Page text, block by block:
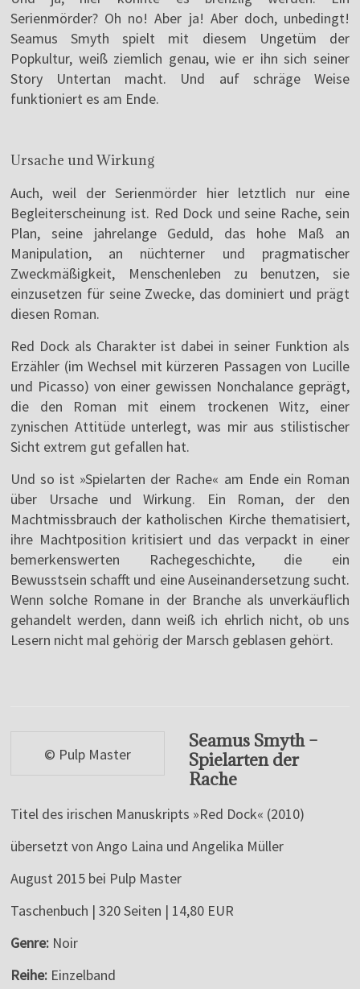
Serienmörder? Oh no! Aber ja! Aber doch, unbedingt!
Seamus Smyth spielt mit diesem Ungetüm der
Popkultur, weiß ziemlich genau, wie er ihn sich seiner
Story Untertan macht. Und auf schräge Weise
funktioniert es am Ende.
Ursache und Wirkung
Auch, weil der Serienmörder hier letztlich nur eine
Begleiterscheinung ist. Red Dock und seine Rache, sein
Plan, seine jahrelange Geduld, das hohe Maß an
Manipulation, an nüchterner und pragmatischer
Zweckmäßigkeit, Menschenleben zu benutzen, sie
einzusetzen für seine Zwecke, das dominiert und prägt
diesen Roman.
Red Dock als Charakter ist dabei in seiner Funktion als
Erzähler (im Wechsel mit kürzeren Passagen von Lucille
und Picasso) von einer gewissen Nonchalance geprägt,
die den Roman mit einem trockenen Witz, einer
zynischen Attitüde unterlegt, was mir aus stilistischer
Sicht extrem gut gefallen hat.
Und so ist »Spielarten der Rache« am Ende ein Roman
über Ursache und Wirkung. Ein Roman, der den
Machtmissbrauch der katholischen Kirche thematisiert,
ihre Machtposition kritisiert und das verpackt in einer
bemerkenswerten Rachegeschichte, die ein
Bewusstsein schafft und eine Auseinandersetzung sucht.
Wenn solche Romane in der Branche als unverkäuflich
gehandelt werden, dann weiß ich ehrlich nicht, ob uns
Lesern nicht mal gehörig der Marsch geblasen gehört.
© Pulp Master
Seamus Smyth –
Spielarten der
Rache
Titel des irischen Manuskripts »Red Dock« (2010)
übersetzt von Ango Laina und Angelika Müller
August 2015 bei Pulp Master
Taschenbuch | 320 Seiten | 14,80 EUR
Genre: Noir
Reihe: Einzelband